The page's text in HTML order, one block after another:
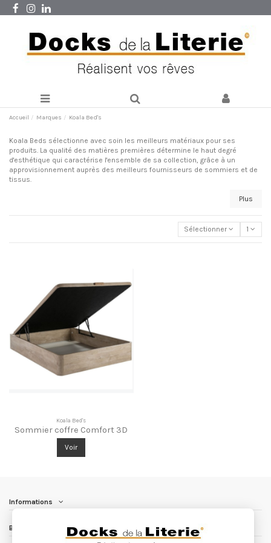
Accueil Marques Koala Bed's
Koala Beds sélectionne avec soin les meilleurs matériaux pour ses
produits. La qualité des matières premières détermine le haut degré
d'esthétique qui caractérise l'ensemble de sa collection, grâce à un
approvisionnement auprès des meilleurs fournisseurs de sommiers et de
tissus.
Plus
Sélectionner 1
Koala Bed's
Sommier coffre Comfort 3D
Voir
Informations
Besoin d'aide ?